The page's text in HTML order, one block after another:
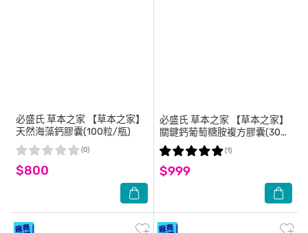
必盛氏 草本之家 【草本之家】
天然海藻鈣膠囊(100粒/瓶)
$800
(0)
必盛氏 草本之家 【草本之家】
關鍵鈣葡萄糖胺複方膠囊(300
粒/瓶)
$999
(1)